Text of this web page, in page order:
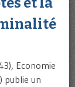
Economie
publie un